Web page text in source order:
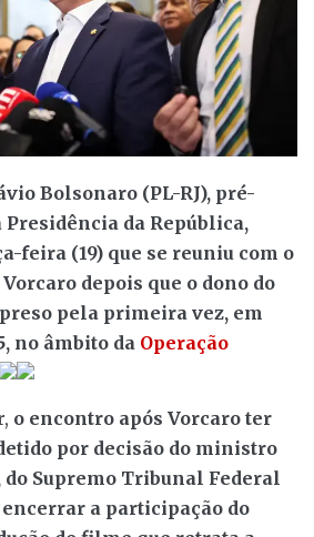
Bolsonaro (PL-RJ), pré-
Presidência da República,
feira (19) que se reuniu com o
depois que o dono do
pela primeira vez, em
no âmbito da Operação
o encontro após Vorcaro ter
por decisão do ministro
Supremo Tribunal Federal
encerrar a participação do